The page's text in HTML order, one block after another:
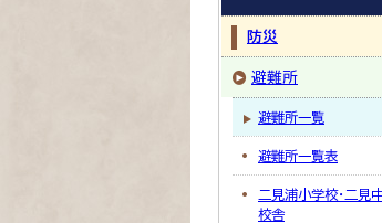
防災
避難所
避難所一覧
避難所一覧表
二見浦小学校・二見
校舎